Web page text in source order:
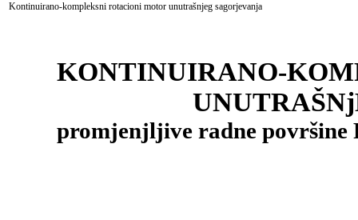
Kontinuirano-kompleksni rotacioni motor unutrašnjeg sagorjevanja
KONTINUIRANO-
promjenjljive radne